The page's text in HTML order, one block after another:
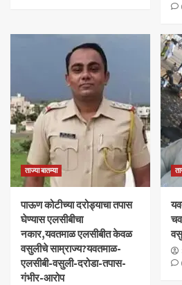
ताज्या बातम्या
पाऊण कोटीच्या दरोड्याचा तपास
घेण्यास एलसीबीचा
नकार,यवतमाळ एलसीबीत केवळ
वसुलीचे साम्राज्य?यवतमाळ-
एलसीबी-वसुली-दरोडा-तपास-
गंभीर-आरोप